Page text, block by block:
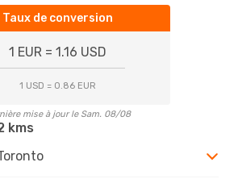
Taux de conversion
1 EUR = 1.16 USD
1 USD = 0.86 EUR
mise à jour le Sam. 08/08
kms